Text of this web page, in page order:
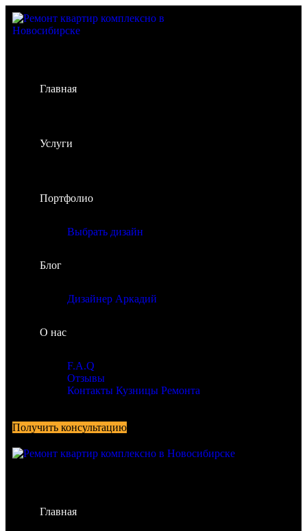
Главная
Услуги
Портфолио
Выбрать дизайн
Блог
Дизайнер Аркадий
О нас
F.A.Q
Отзывы
Контакты Кузницы Ремонта
Получить консультацию
Главная